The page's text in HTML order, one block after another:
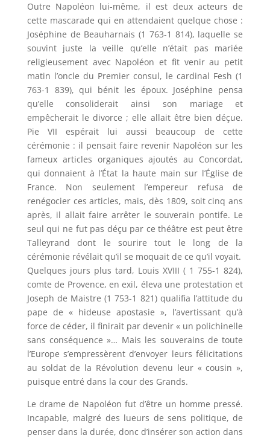
Outre Napoléon lui-même, il est deux acteurs de
cette mascarade qui en attendaient quelque chose :
Joséphine de Beauharnais (1 763-1 814), laquelle se
souvint juste la veille qu’elle n’était pas mariée
religieusement avec Napoléon et fit venir au petit
matin l’oncle du Premier consul, le cardinal Fesh (1
763-1 839), qui bénit les époux. Joséphine pensa
qu’elle consoliderait ainsi son mariage et
empêcherait le divorce ; elle allait être bien déçue.
Pie VII espérait lui aussi beaucoup de cette
cérémonie : il pensait faire revenir Napoléon sur les
fameux articles organiques ajoutés au Concordat,
qui donnaient à l’État la haute main sur l’Église de
France. Non seulement l’empereur refusa de
renégocier ces articles, mais, dès 1809, soit cinq ans
après, il allait faire arrêter le souverain pontife. Le
seul qui ne fut pas déçu par ce théâtre est peut être
Talleyrand dont le sourire tout le long de la
cérémonie révélait qu’il se moquait de ce qu’il voyait.
Quelques jours plus tard, Louis XVIII ( 1 755-1 824),
comte de Provence, en exil, éleva une protestation et
Joseph de Maistre (1 753-1 821) qualifia l’attitude du
pape de « hideuse apostasie », l’avertissant qu’à
force de céder, il finirait par devenir « un polichinelle
sans conséquence »… Mais les souverains de toute
l’Europe s’empressèrent d’envoyer leurs félicitations
au soldat de la Révolution devenu leur « cousin »,
puisque entré dans la cour des Grands.
Le drame de Napoléon fut d’être un homme pressé.
Incapable, malgré des lueurs de sens politique, de
penser dans la durée, donc d’insérer son action dans